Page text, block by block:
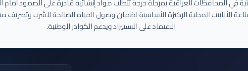
في المحافظات العراقية بمرحلة حرجة تتطلب مواد إنشائية قادرة على الصمود أمام
الأنابيب المحلية الركيزة الأساسية لضمان وصول المياه الصالحة للشرب وتصريف
الاعتماد على الاستيراد ويدعم الكوادر الوطنية.